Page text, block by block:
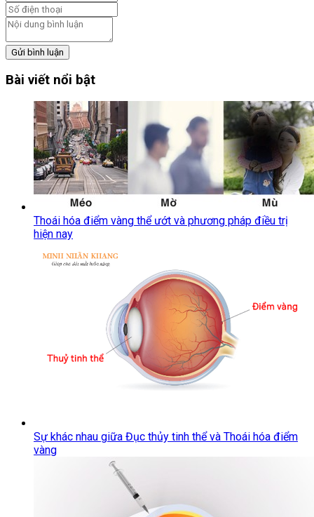
Gửi bình luận
Bài viết nổi bật
Thoái hóa điểm vàng thể ướt và phương pháp điều trị
hiện nay
Sự khác nhau giữa Đục thủy tinh thể và Thoái hóa điểm
vàng